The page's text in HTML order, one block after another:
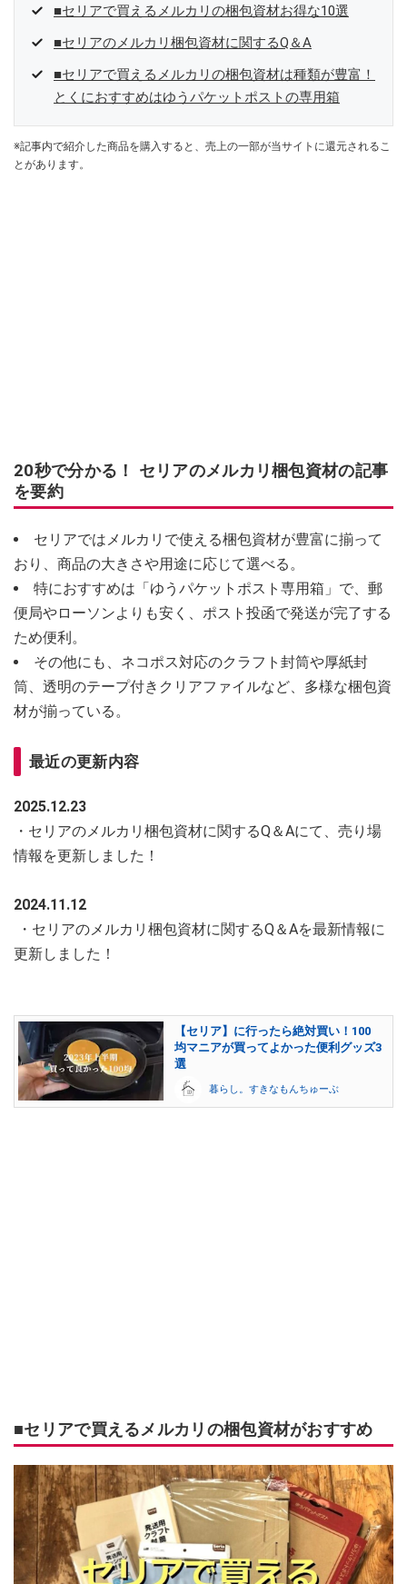
■セリアで買えるメルカリの梱包資材お得な10選
■セリアのメルカリ梱包資材に関するQ＆A
■セリアで買えるメルカリの梱包資材は種類が豊富！
とくにおすすめはゆうパケットポストの専用箱
※記事内で紹介した商品を購入すると、売上の一部が当サイトに還元されるこ
とがあります。
20秒で分かる！ セリアのメルカリ梱包資材の記事
を要約
セリアではメルカリで使える梱包資材が豊富に揃って
おり、商品の大きさや用途に応じて選べる。
特におすすめは「ゆうパケットポスト専用箱」で、郵
便局やローソンよりも安く、ポスト投函で発送が完了する
ため便利。
その他にも、ネコポス対応のクラフト封筒や厚紙封
筒、透明のテープ付きクリアファイルなど、多様な梱包資
材が揃っている。
最近の更新内容
2025.12.23
・セリアのメルカリ梱包資材に関するQ＆Aにて、売り場
情報を更新しました！
2024.11.12
・セリアのメルカリ梱包資材に関するQ＆Aを最新情報に
更新しました！
【セリア】に行ったら絶対買い！100
均マニアが買ってよかった便利グッズ3
選
暮らし。すきなもんちゅーぶ
■セリアで買えるメルカリの梱包資材がおすすめ